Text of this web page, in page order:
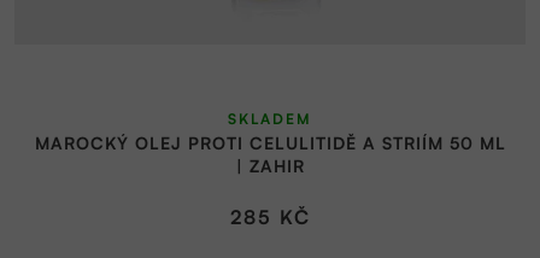
MAROCKÝ OLEJ PROTI CELULITIDĚ A STRIÍM 50 ML
| ZAHIR
SKLADEM
285 KČ